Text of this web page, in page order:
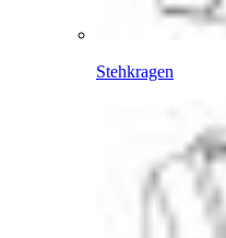
Stehkragen